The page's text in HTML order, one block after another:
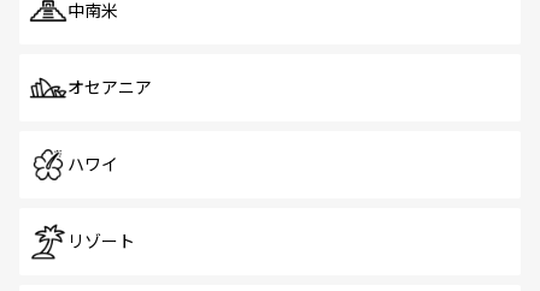
中南米
オセアニア
ハワイ
リゾート